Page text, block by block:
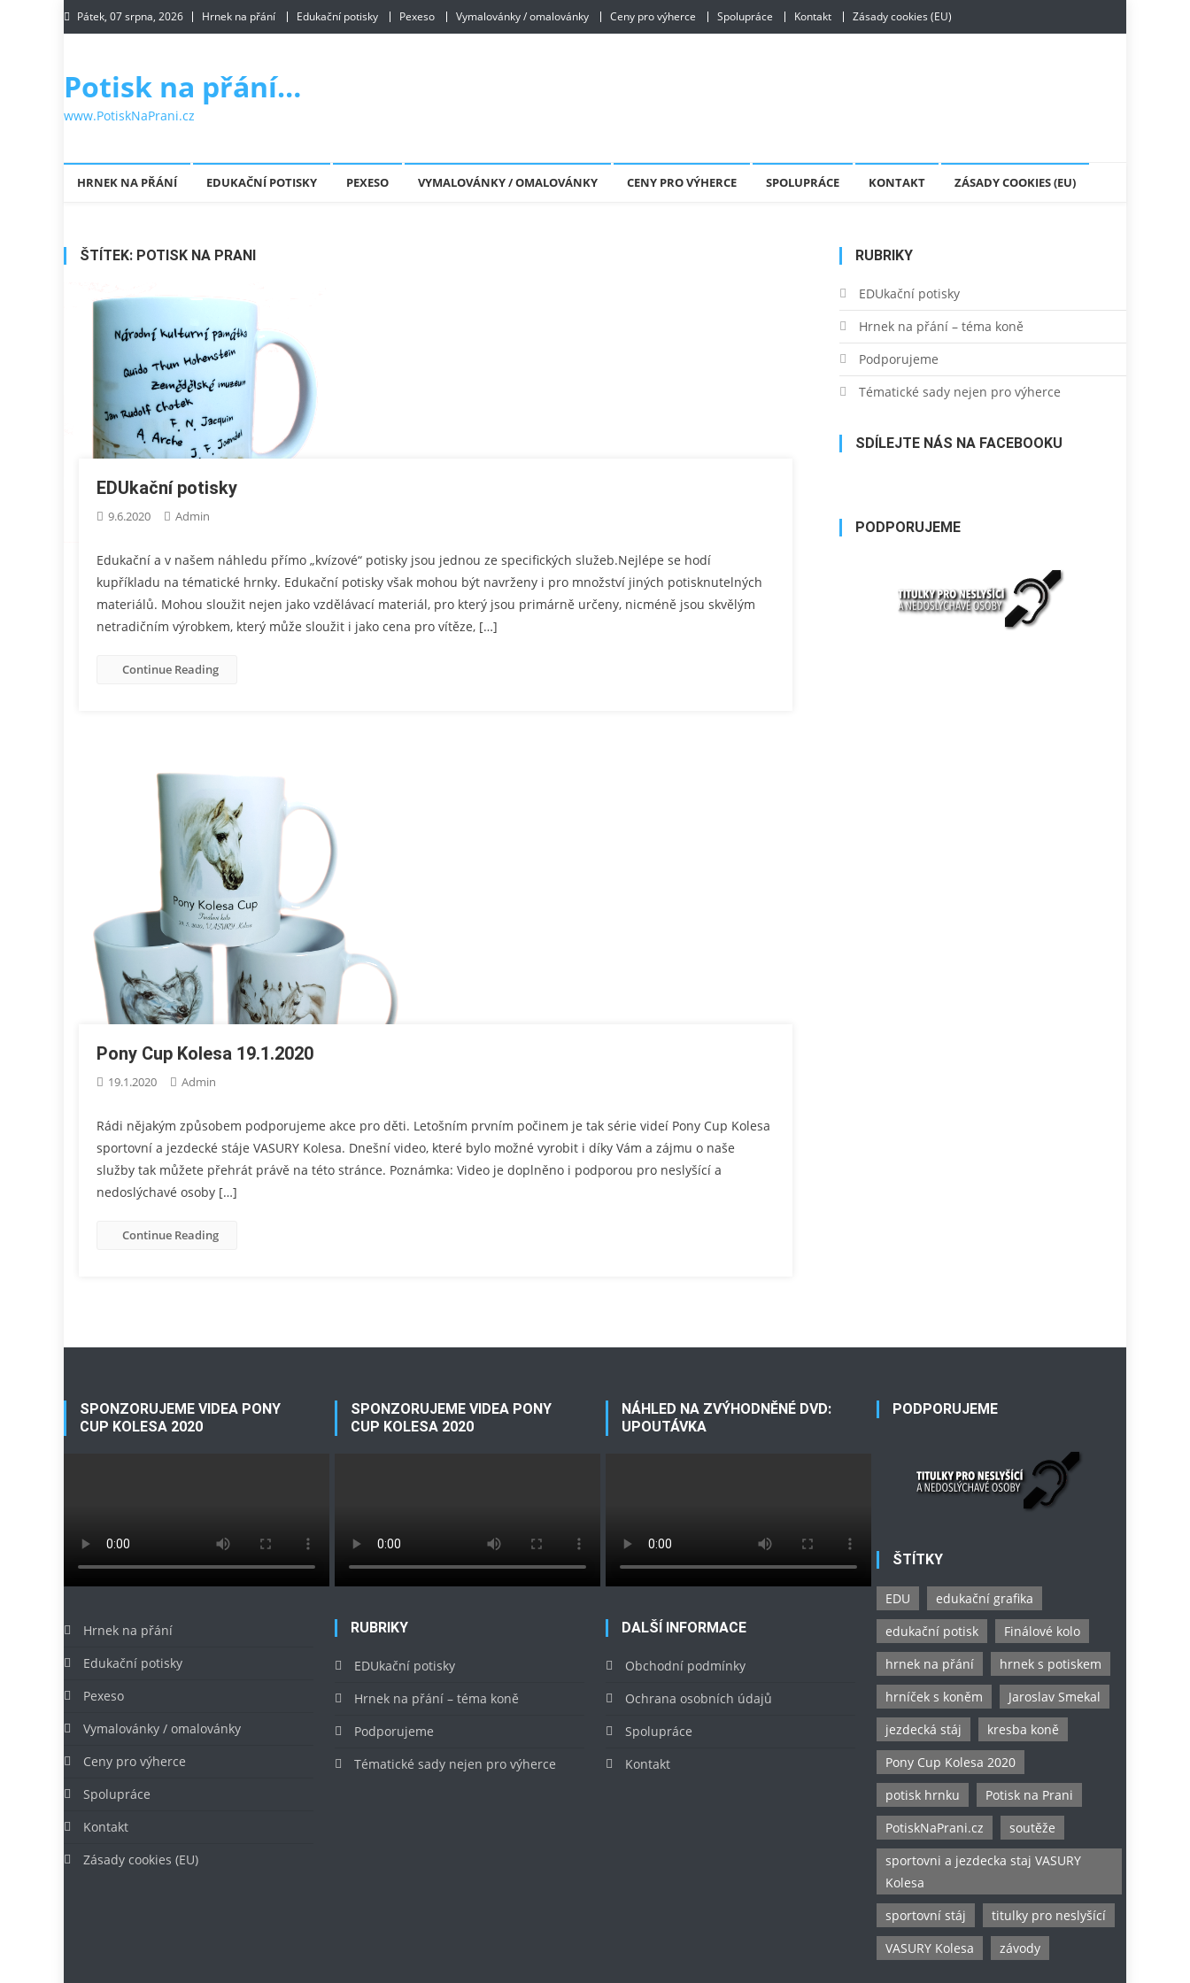
Skip to content
Pátek, 07 srpna, 2026 Hrnek na přání Edukační potisky Pexeso Vymalovánky / omalovánky Ceny pro výherce Spolupráce Kontakt Zásady cookies (EU)
Potisk na přání…
www.PotiskNaPrani.cz
HRNEK NA PŘÁNÍ EDUKAČNÍ POTISKY PEXESO VYMALOVÁNKY / OMALOVÁNKY CENY PRO VÝHERCE SPOLUPRÁCE KONTAKT ZÁSADY COOKIES (EU)
ŠTÍTEK: POTISK NA PRANI
EDUkační potisky
9.6.2020 Admin
Edukační a v našem náhledu přímo „kvízové“ potisky jsou jednou ze specifických služeb.Nejlépe se hodí
kupříkladu na tématické hrnky. Edukační potisky však mohou být navrženy i pro množství jiných potisknutelných
materiálů. Mohou sloužit nejen jako vzdělávací materiál, pro který jsou primárně určeny, nicméně jsou skvělým
netradičním výrobkem, který může sloužit i jako cena pro vítěze, […]
Continue Reading
Pony Cup Kolesa 19.1.2020
19.1.2020 Admin
Rádi nějakým způsobem podporujeme akce pro děti. Letošním prvním počinem je tak série videí Pony Cup Kolesa
sportovní a jezdecké stáje VASURY Kolesa. Dnešní video, které bylo možné vyrobit i díky Vám a zájmu o naše
služby tak můžete přehrát právě na této stránce. Poznámka: Video je doplněno i podporou pro neslyšící a
nedoslýchavé osoby […]
Continue Reading
RUBRIKY
EDUkační potisky
Hrnek na přání – téma koně
Podporujeme
Tématické sady nejen pro výherce
SDÍLEJTE NÁS NA FACEBOOKU
PODPORUJEME
SPONZORUJEME VIDEA PONY
CUP KOLESA 2020
Hrnek na přání
Edukační potisky
Pexeso
Vymalovánky / omalovánky
Ceny pro výherce
Spolupráce
Kontakt
Zásady cookies (EU)
SPONZORUJEME VIDEA PONY
CUP KOLESA 2020
RUBRIKY
EDUkační potisky
Hrnek na přání – téma koně
Podporujeme
Tématické sady nejen pro výherce
NÁHLED NA ZVÝHODNĚNÉ DVD:
UPOUTÁVKA
DALŠÍ INFORMACE
Obchodní podmínky
Ochrana osobních údajů
Spolupráce
Kontakt
PODPORUJEME
ŠTÍTKY
EDU
edukační grafika
edukační potisk
Finálové kolo
hrnek na přání
hrnek s potiskem
hrníček s koněm
Jaroslav Smekal
jezdecká stáj
kresba koně
Pony Cup Kolesa 2020
potisk hrnku
Potisk na Prani
PotiskNaPrani.cz
soutěže
sportovni a jezdecka staj VASURY
Kolesa
sportovní stáj
titulky pro neslyšící
VASURY Kolesa
závody